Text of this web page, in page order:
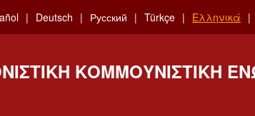
Deutsch Русский Türkçe Ελληνικά
ΚΟΜΜΟΥΝΙΣΤΙΚΉ